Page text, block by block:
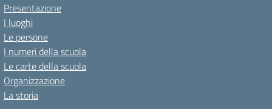
Presentazione
I luoghi
Le persone
I numeri della scuola
Le carte della scuola
Organizzazione
La storia